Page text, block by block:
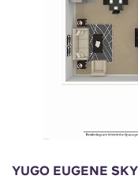
Compte
Català
Italian
YUGO EUGENE